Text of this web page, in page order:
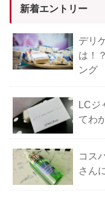
新着エントリー
デリ
は！
ング
LCジ
てわ
コス
さん